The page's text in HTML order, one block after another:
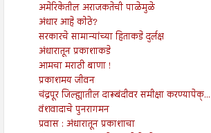
अमेरिकेतील अराजकतेची पाळेमुळे
अंधार आहे कोठे?
सरकारचे सामान्यांच्या हिताकडे दुर्लक्ष
अंधारातून प्रकाशाकडे
आमचा मराठी बाणा !
प्रकाशमय जीवन
चंद्रपूर जिल्ह्यातील दारूबंदीवर समीक्षा करण्यापेक्...
वंशवादाचे पुनरागमन
प्रवास : अंधारातून प्रकाशाचा